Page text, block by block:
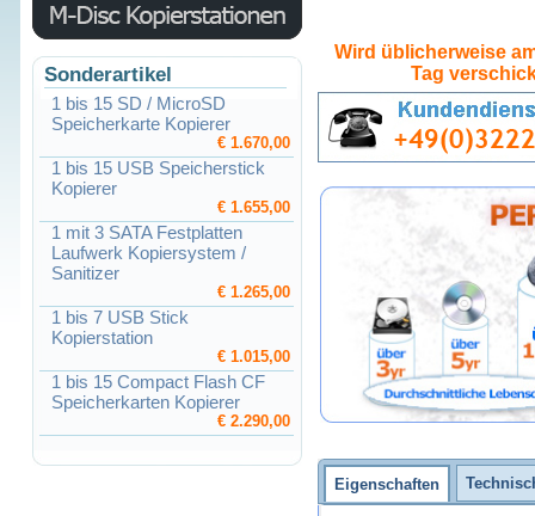
Wird üblicherweise
Tag
Eigenschaften
Sonderartikel
1 bis 15 SD / MicroSD
Speicherkarte Kopierer
€ 1.670,00
1 bis 15 USB Speicherstick
Kopierer
€ 1.655,00
1 mit 3 SATA Festplatten
Laufwerk Kopiersystem /
Sanitizer
€ 1.265,00
1 bis 7 USB Stick
Kopierstation
€ 1.015,00
1 bis 15 Compact Flash CF
Speicherkarten Kopierer
€ 2.290,00